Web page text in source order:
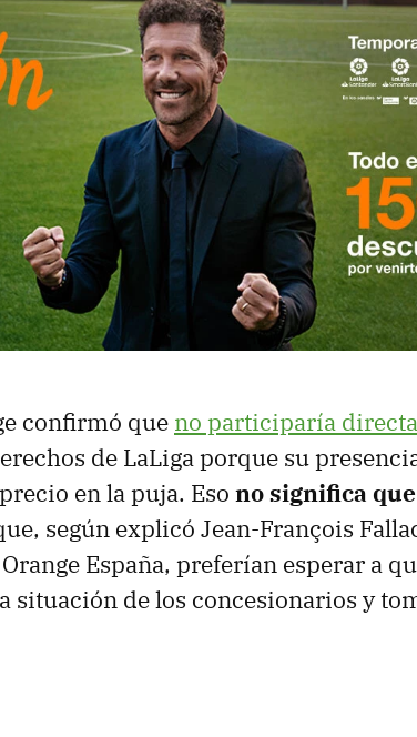
confirmó que no participaría
de LaLiga porque su
en la puja. Eso no significa
según explicó Jean-François
España, preferían esperar a
situación de los concesionarios y